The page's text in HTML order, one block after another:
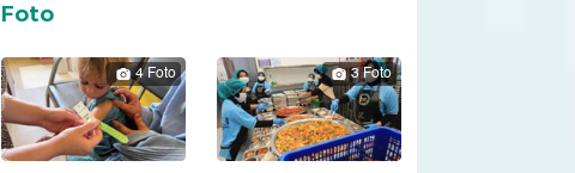
Foto
4 Foto 3 Foto